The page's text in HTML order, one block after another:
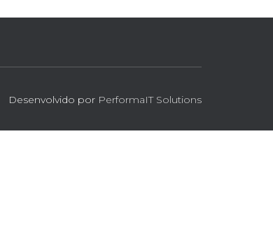
Desenvolvido por PerformaIT Solutions